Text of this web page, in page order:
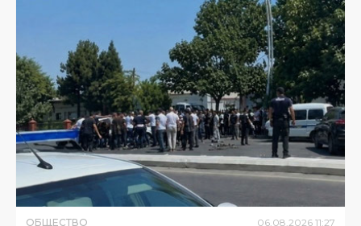
ОБЩЕСТВО 06.08.2026 11:27